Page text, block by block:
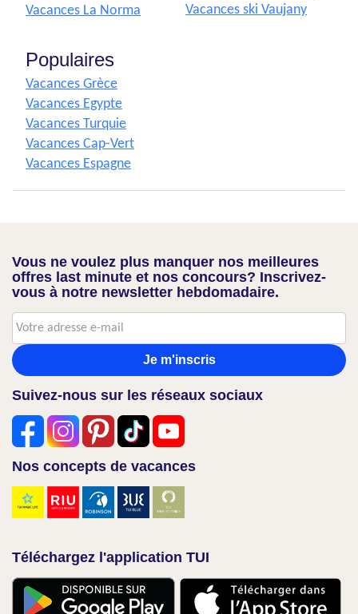
Vacances La Norma
Vacances ski Vaujany
Populaires
Vacances Grèce
Vacances Egypte
Vacances Turquie
Vacances Cap-Vert
Vacances Espagne
Vous ne voulez plus manquer nos meilleures
offres last minute et nos concours? Inscrivez-
vous à notre newsletter hebdomadaire.
Je m'inscris
Suivez-nous sur les réseaux sociaux
Nos concepts de vacances
Téléchargez l'application TUI